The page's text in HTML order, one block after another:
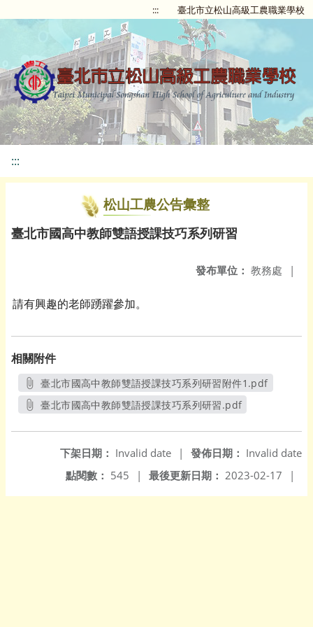
::: 臺北市立松山高級工農職業學校
:::
松山工農公告彙整
臺北市國高中教師雙語授課技巧系列研習
發布單位： 教務處 |
請有興趣的老師踴躍參加。
相關附件
臺北市國高中教師雙語授課技巧系列研習附件1.pdf
另開新視窗
臺北市國高中教師雙語授課技巧系列研習.pdf
發佈日期： Invalid date
下架日期： Invalid date
|
最後更新日期： 2023-02-17 |
點閱數： 545 |